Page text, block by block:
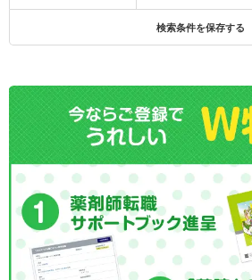
検索条件を保存する